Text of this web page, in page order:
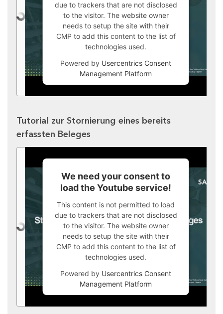
due to trackers that are not disclosed
to the visitor. The website owner
needs to setup the site with their
CMP to add this content to the list of
technologies used.
Powered by Usercentrics Consent
Management Platform
Tutorial zur Stornierung eines bereits
erfassten Beleges
We need your consent to
load the Youtube service!
This content is not permitted to load
due to trackers that are not disclosed
to the visitor. The website owner
needs to setup the site with their
CMP to add this content to the list of
technologies used.
Powered by Usercentrics Consent
Management Platform